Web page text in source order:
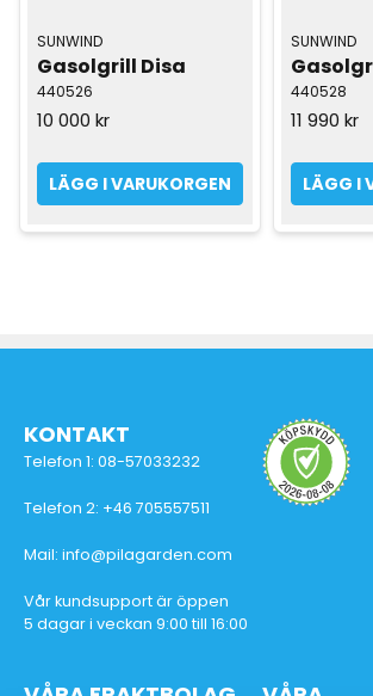
SUNWIND
Gasolgrill Disa
440526
10 000 kr
LÄGG I VARUKORGEN
SUNWIND
440528
11 990 kr
LÄGG I
KONTAKT
Telefon 1: 08-57033232
Telefon 2: +46 705557511
Mail: info@pilagarden.com
Vår kundsupport är öppen
5 dagar i veckan 9:00 till 16:00